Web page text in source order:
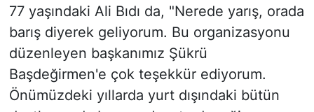
77 yaşındaki Ali Bıdı da, "Nerede yarış, orada
barış diyerek geliyorum. Bu organizasyonu
düzenleyen başkanımız Şükrü
Başdeğirmen'e çok teşekkür ediyorum.
Önümüzdeki yıllarda yurt dışındaki bütün